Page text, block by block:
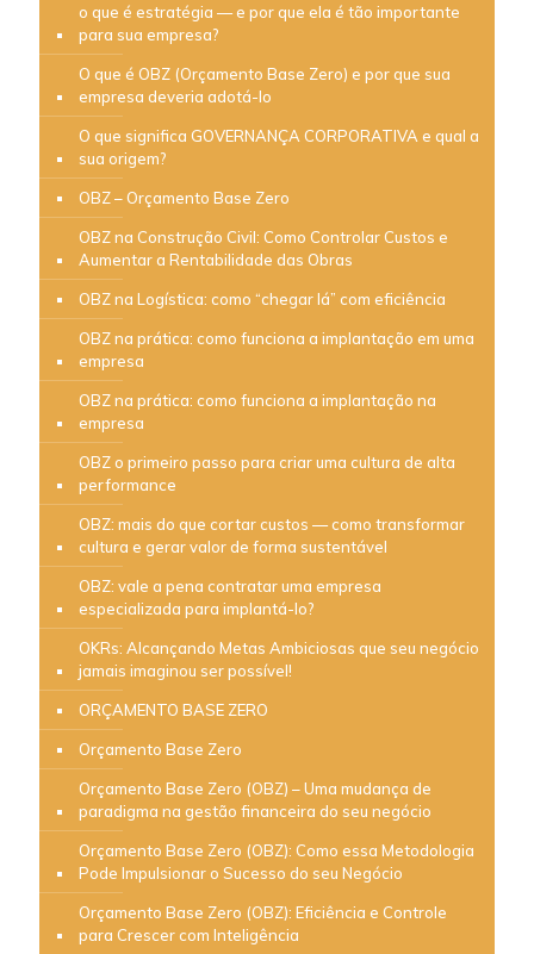
o que é estratégia — e por que ela é tão importante
para sua empresa?
O que é OBZ (Orçamento Base Zero) e por que sua
empresa deveria adotá-lo
O que significa GOVERNANÇA CORPORATIVA e qual a
sua origem?
OBZ – Orçamento Base Zero
OBZ na Construção Civil: Como Controlar Custos e
Aumentar a Rentabilidade das Obras
OBZ na Logística: como “chegar lá” com eficiência
OBZ na prática: como funciona a implantação em uma
empresa
OBZ na prática: como funciona a implantação na
empresa
OBZ o primeiro passo para criar uma cultura de alta
performance
OBZ: mais do que cortar custos — como transformar
cultura e gerar valor de forma sustentável
OBZ: vale a pena contratar uma empresa
especializada para implantá-lo?
OKRs: Alcançando Metas Ambiciosas que seu negócio
jamais imaginou ser possível!
ORÇAMENTO BASE ZERO
Orçamento Base Zero
Orçamento Base Zero (OBZ) – Uma mudança de
paradigma na gestão financeira do seu negócio
Orçamento Base Zero (OBZ): Como essa Metodologia
Pode Impulsionar o Sucesso do seu Negócio
Orçamento Base Zero (OBZ): Eficiência e Controle
para Crescer com Inteligência